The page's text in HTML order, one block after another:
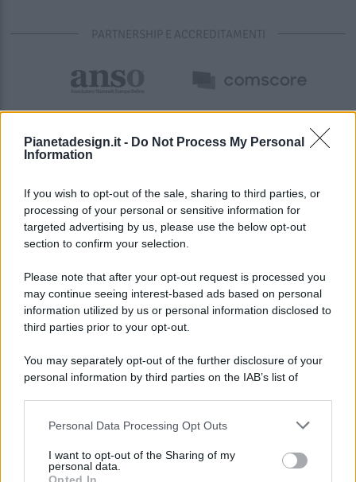
Pianetadesign.it - Do Not Process My Personal
Information
If you wish to opt-out of the sale, sharing to third parties, or
processing of your personal or sensitive information for
targeted advertising by us, please use the below opt-out
section to confirm your selection.
Please note that after your opt-out request is processed you
may continue seeing interest-based ads based on personal
information utilized by us or personal information disclosed to
third parties prior to your opt-out.
You may separately opt-out of the further disclosure of your
personal information by third parties on the IAB’s list of
This information may also be disclosed by us to third parties
disclose it to other third parties.
Personal Data Processing Opt Outs
I want to opt-out of the Sharing of my
personal data.
PARTNERSHIP E ACCREDITAMENTI
© 2026 - Pianeta Design - P.IVA 04827280654 - Testata
Registrata Al Tribunale Di Nocera Inferiore N. 8/2020 - RG N.
ISCRIZIONE AL ROC N. 35792 – ISCRITTA ALL’ANSO
(ASSOCIAZIONE NAZIONALE STAMPA ONLINE)
PREFERENZE PRIVACY